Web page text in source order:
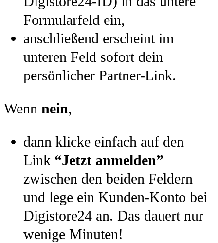
Formularfeld ein,
anschließend erscheint im
unteren Feld sofort dein
persönlicher Partner-Link.
Wenn nein,
dann klicke einfach auf den
Link “Jetzt anmelden”
zwischen den beiden Feldern
und lege ein Kunden-Konto bei
Digistore24 an. Das dauert nur
wenige Minuten!